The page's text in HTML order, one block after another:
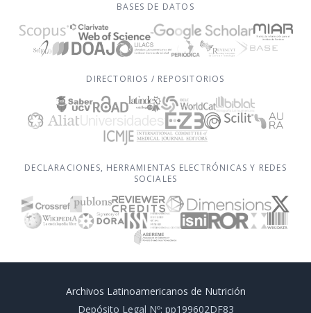
BASES DE DATOS
DIRECTORIOS / REPOSITORIOS
DECLARACIONES, HERRAMIENTAS ELECTRÓNICAS Y REDES
SOCIALES
Archivos Latinoamericanos de Nutrición
Depósito Legal Nº: pp199602DF83